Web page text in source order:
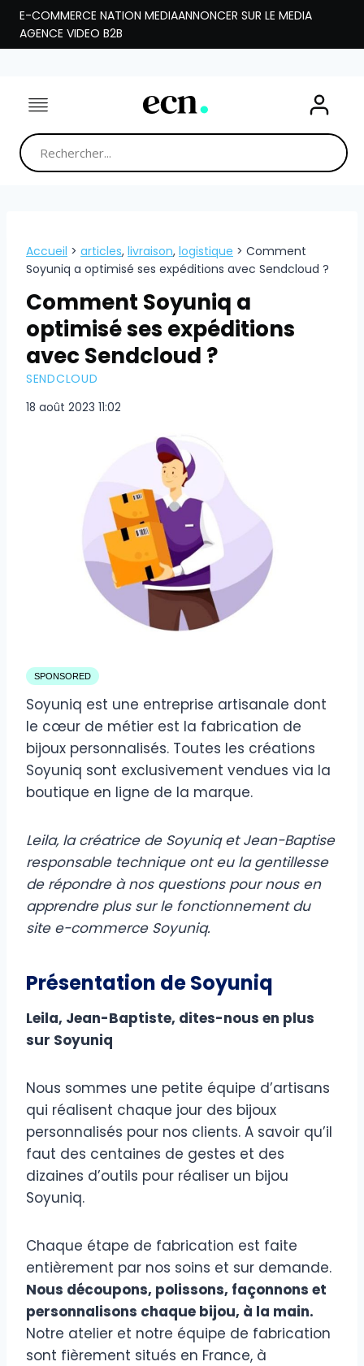
Aller
contenu
E-COMMERCE NATION MEDIAANNONCER SUR LE MEDIA
AGENCE VIDEO B2B
Accueil > articles, livraison, logistique > Comment
Soyuniq a optimisé ses expéditions avec Sendcloud ?
Comment Soyuniq a
optimisé ses expéditions
avec Sendcloud ?
SENDCLOUD
18 août 2023 11:02
SPONSORED
Soyuniq est une entreprise artisanale dont
le cœur de métier est la fabrication de
bijoux personnalisés. Toutes les créations
Soyuniq sont exclusivement vendues via la
boutique en ligne de la marque.
Leila, la créatrice de Soyuniq et Jean-Baptise
responsable technique ont eu la gentillesse
de répondre à nos questions pour nous en
apprendre plus sur le fonctionnement du
site e-commerce Soyuniq.
Présentation de Soyuniq
Leila, Jean-Baptiste, dites-nous en plus
sur Soyuniq
Nous sommes une petite équipe d’artisans
qui réalisent chaque jour des bijoux
personnalisés pour nos clients. A savoir qu’il
faut des centaines de gestes et des
dizaines d’outils pour réaliser un bijou
Soyuniq.
Chaque étape de fabrication est faite
entièrement par nos soins et sur demande.
Nous découpons, polissons, façonnons et
personnalisons chaque bijou, à la main.
Notre atelier et notre équipe de fabrication
sont fièrement situés en France, à